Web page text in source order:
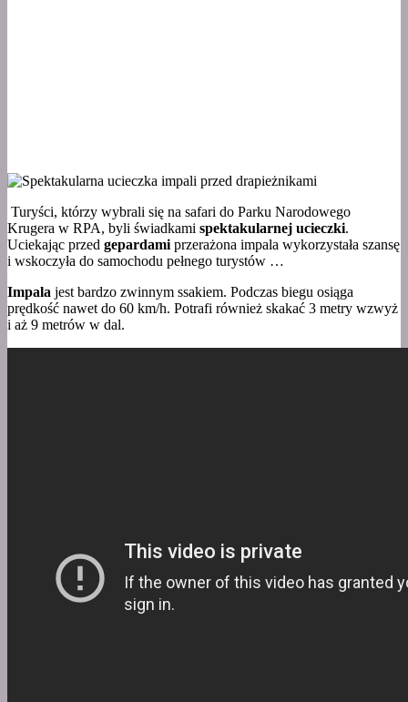
Turyści, którzy wybrali się na safari do Parku Narodowego
Krugera w RPA, byli świadkami spektakularnej ucieczki.
Uciekając przed gepardami przerażona impala wykorzystała szansę
i wskoczyła do samochodu pełnego turystów …
Impala jest bardzo zwinnym ssakiem. Podczas biegu osiąga
prędkość nawet do 60 km/h. Potrafi również skakać 3 metry wzwyż
i aż 9 metrów w dal.